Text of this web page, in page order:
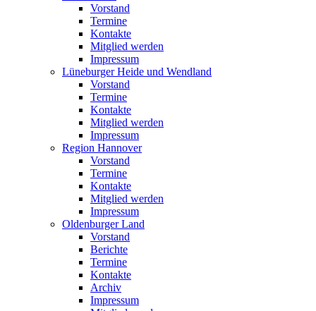
Vorstand
Termine
Kontakte
Mitglied werden
Impressum
Lüneburger Heide und Wendland
Vorstand
Termine
Kontakte
Mitglied werden
Impressum
Region Hannover
Vorstand
Termine
Kontakte
Mitglied werden
Impressum
Oldenburger Land
Vorstand
Berichte
Termine
Kontakte
Archiv
Impressum